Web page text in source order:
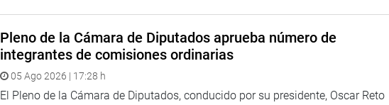
Pleno de la Cámara de Diputados aprueba número de
integrantes de comisiones ordinarias
05 Ago 2026 | 17:28 h
El Pleno de la Cámara de Diputados, conducido por su presidente, Oscar Reto